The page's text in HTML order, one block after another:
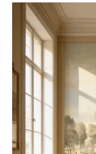
MOTIVI DI CARTA DA
Carta da
Carta da
Carta da
Carta da
Carta da